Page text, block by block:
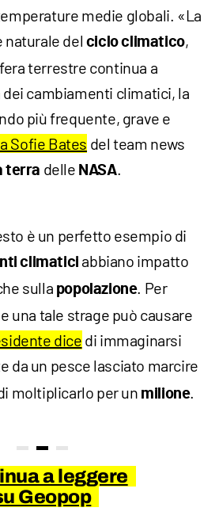
medie globali. «La
naturale del cicloclimatico,
terrestre continua a
dei cambiamenti climatici, la
più frequente, grave e
Sofie Bates del team news
terra delle NASA.
è un perfetto esempio di
climatici abbiano impatto
sulla popolazione. Per
una tale strage può causare
dice di immaginarsi
da un pesce lasciato marcire
moltiplicarlo per un milione.
a leggere
Geopop